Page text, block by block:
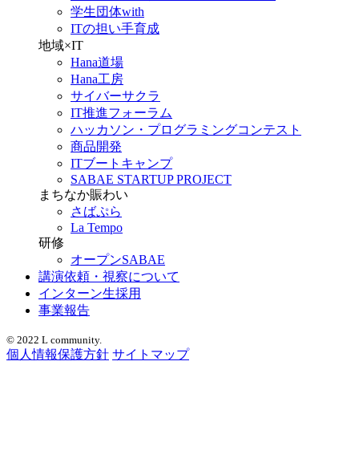
学生団体with
ITの担い手育成
地域×IT
Hana道場
Hana工房
サイバーサクラ
IT推進フォーラム
ハッカソン・プログラミングコンテスト
商品開発
ITブートキャンプ
SABAE STARTUP PROJECT
まちなか賑わい
さばぷら
La Tempo
研修
オープンSABAE
講演依頼・視察について
インターン生採用
事業報告
© 2022 L community.
個人情報保護方針 サイトマップ